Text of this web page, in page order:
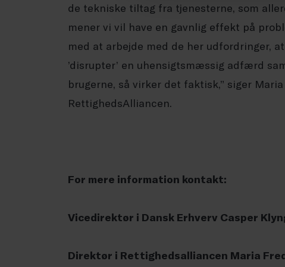
de tekniske tiltag fra tjenesterne, som
mener vi vil have en gavnlig effekt på
med at arbejde med de her udfordringer,
’disrupter’ en uhensigtsmæssig adfærd
brugerne, så virker det faktisk,” siger
RettighedsAlliancen.
For mere information kontakt:
Vicedirektør i Dansk Erhverv Casper
Direktør i Rettighedsalliancen Maria